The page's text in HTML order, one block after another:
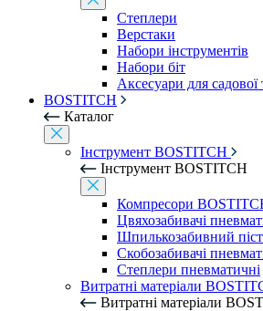
Степлери
Верстаки
Набори інструментів
Набори біт
Аксесуари для садової
BOSTITCH
Каталог
Інструмент BOSTITCH
Інструмент BOSTITCH
Компресори
Цвяхозабивачі
Шпилькозабивний
Скобозабивачі
Степлери пневматичні
Витратні матеріали
Витратні матеріали